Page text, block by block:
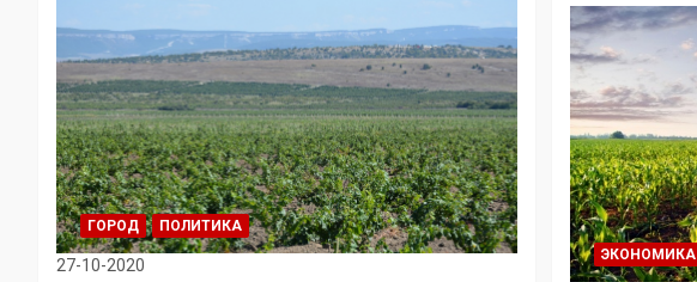
ГОРОД ПОЛИТИКА
27-10-2020
ЭКОНОМИКА